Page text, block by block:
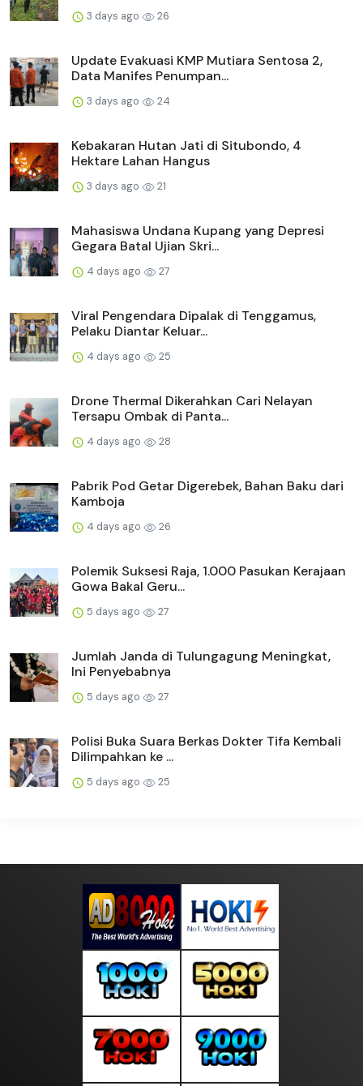
3 days ago 26
Update Evakuasi KMP Mutiara Sentosa 2,
Data Manifes Penumpan...
3 days ago 24
Kebakaran Hutan Jati di Situbondo, 4
Hektare Lahan Hangus
3 days ago 21
Mahasiswa Undana Kupang yang Depresi
Gegara Batal Ujian Skri...
4 days ago 27
Viral Pengendara Dipalak di Tenggamus,
Pelaku Diantar Keluar...
4 days ago 25
Drone Thermal Dikerahkan Cari Nelayan
Tersapu Ombak di Panta...
4 days ago 28
Pabrik Pod Getar Digerebek, Bahan Baku dari
Kamboja
4 days ago 26
Polemik Suksesi Raja, 1.000 Pasukan Kerajaan
Gowa Bakal Geru...
5 days ago 27
Jumlah Janda di Tulungagung Meningkat,
Ini Penyebabnya
5 days ago 27
Polisi Buka Suara Berkas Dokter Tifa Kembali
Dilimpahkan ke ...
5 days ago 25